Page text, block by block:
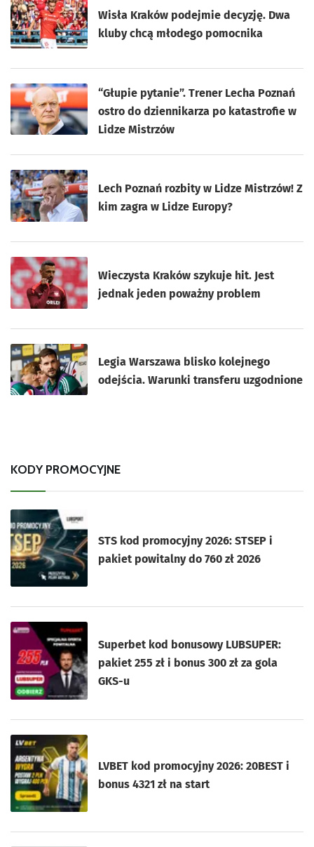
Wisła Kraków podejmie decyzję. Dwa
kluby chcą młodego pomocnika
“Głupie pytanie”. Trener Lecha Poznań
ostro do dziennikarza po katastrofie w
Lidze Mistrzów
Lech Poznań rozbity w Lidze Mistrzów! Z
kim zagra w Lidze Europy?
Wieczysta Kraków szykuje hit. Jest
jednak jeden poważny problem
Legia Warszawa blisko kolejnego
odejścia. Warunki transferu uzgodnione
KODY PROMOCYJNE
STS kod promocyjny 2026: STSEP i
pakiet powitalny do 760 zł 2026
Superbet kod bonusowy LUBSUPER:
pakiet 255 zł i bonus 300 zł za gola
GKS-u
LVBET kod promocyjny 2026: 20BEST i
bonus 4321 zł na start